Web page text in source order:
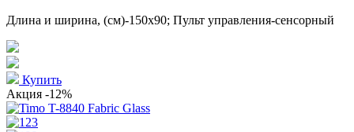
Длина и ширина, (см)-150x90; Пульт управления-сенсорный
Купить
Акция -12%